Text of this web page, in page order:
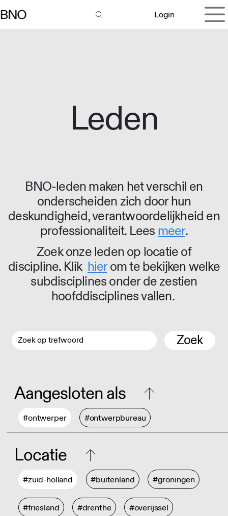
Login
Leden
BNO-leden maken het verschil en
onderscheiden zich door hun
deskundigheid, verantwoordelijkheid en
professionaliteit. Lees meer.
Zoek onze leden op locatie of
discipline. Klik hierom te bekijken welke
subdisciplines onder de zestien
hoofddisciplines vallen.
Zoek
Aangesloten als
#ontwerper #ontwerpbureau
Locatie
#zuid-holland #buitenland #groningen
#friesland #drenthe #overijssel